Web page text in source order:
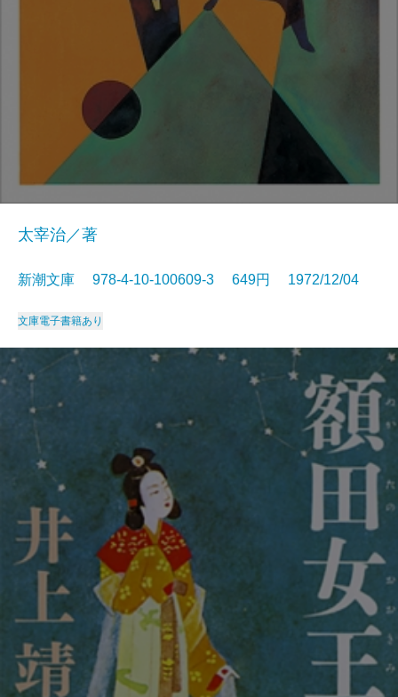
太宰治／著
新潮文庫 978-4-10-100609-3 649円 1972/12/04
文庫電子書籍あり